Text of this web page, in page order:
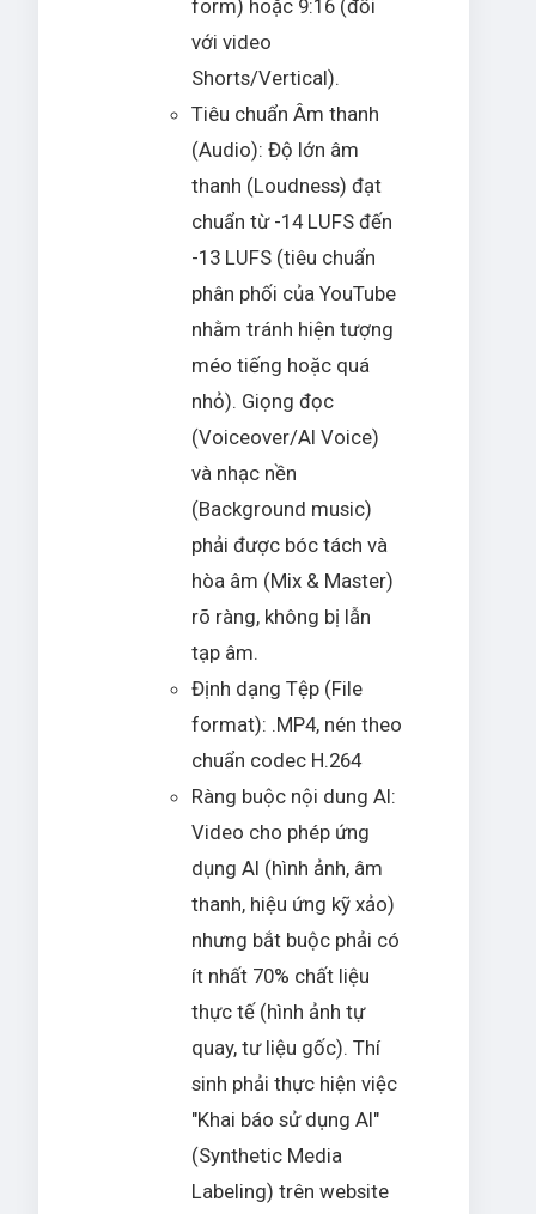
form) hoặc 9:16 (đối
với video
Shorts/Vertical).
Tiêu chuẩn Âm thanh
(Audio): Độ lớn âm
thanh (Loudness) đạt
chuẩn từ -14 LUFS đến
-13 LUFS (tiêu chuẩn
phân phối của YouTube
nhằm tránh hiện tượng
méo tiếng hoặc quá
nhỏ). Giọng đọc
(Voiceover/AI Voice)
và nhạc nền
(Background music)
phải được bóc tách và
hòa âm (Mix & Master)
rõ ràng, không bị lẫn
tạp âm.
Định dạng Tệp (File
format): .MP4, nén theo
chuẩn codec H.264
Ràng buộc nội dung AI:
Video cho phép ứng
dụng AI (hình ảnh, âm
thanh, hiệu ứng kỹ xảo)
nhưng bắt buộc phải có
ít nhất 70% chất liệu
thực tế (hình ảnh tự
quay, tư liệu gốc). Thí
sinh phải thực hiện việc
"Khai báo sử dụng AI"
(Synthetic Media
Labeling) trên website